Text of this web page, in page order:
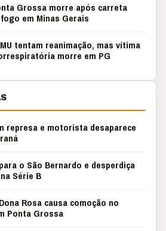
Grossa morre após carreta
em Minas Gerais
tentam reanimação, mas vítima
morre em PG
represa e motorista desaparece
o São Bernardo e desperdiça
Série B
Rosa causa comoção no
Ponta Grossa